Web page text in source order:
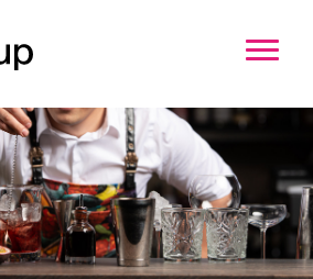
informacija